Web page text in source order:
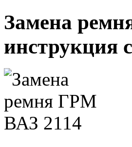
Замена
инструкция